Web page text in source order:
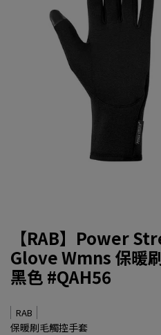
【RAB】Power
Glove Wmns 保暖
黑色 #QAH56
RAB
保暖刷毛觸控手套